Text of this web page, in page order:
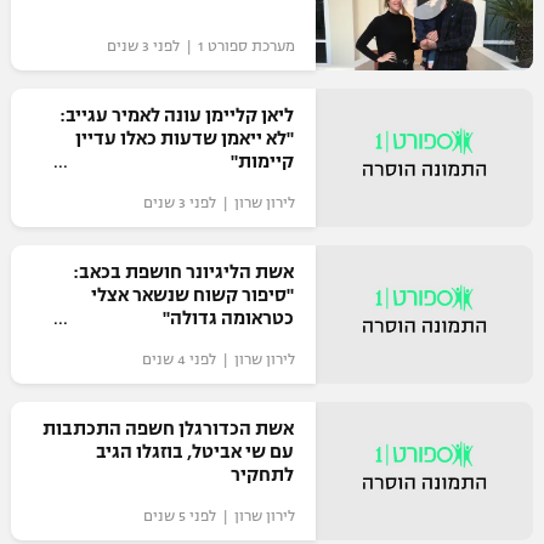
מערכת ספורט 1 | לפני 3 שנים
ליאן קליימן עונה לאמיר עגייב:
"לא ייאמן שדעות כאלו עדיין
קיימות"
לירון שרון | לפני 3 שנים
אשת הליגיונר חושפת בכאב:
"סיפור קשוח שנשאר אצלי
כטראומה גדולה"
לירון שרון | לפני 4 שנים
אשת הכדורגלן חשפה התכתבות
עם שי אביטל, בוזגלו הגיב
לתחקיר
לירון שרון | לפני 5 שנים